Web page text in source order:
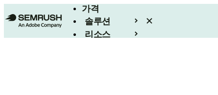
가격
솔루션
리소스